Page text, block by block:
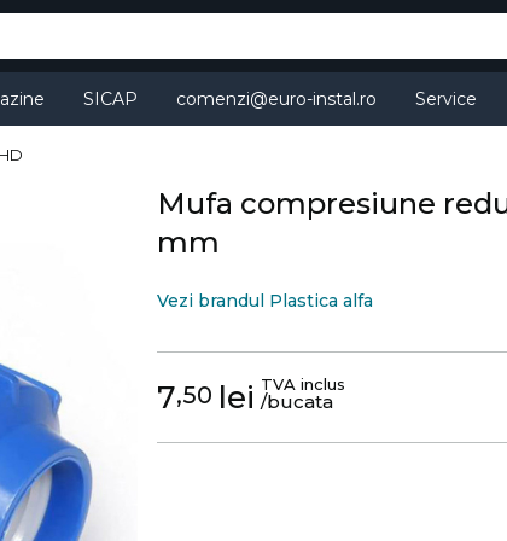
SICAP comenzi@euro-instal.ro Service
Mufa compresiune
mm
Vezi brandul Plastica alfa
7,50 lei TVA inclus
/bucata